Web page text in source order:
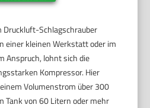
Schlagschrauber
einer kleinen Werkstatt oder im
Anspruch, lohnt sich die
Kompressor. Hier
Volumenstrom über 300
Tank von 60 Litern oder mehr